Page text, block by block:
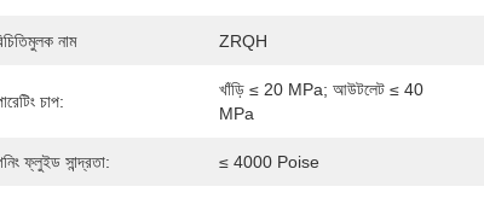
নাম ZRQH
চাপ:
খাঁড়ি ≤ 20 MPa; আউটলেট ≤ 40
MPa
ফ্লুইড সান্দ্রতা: ≤ 4000 Poise